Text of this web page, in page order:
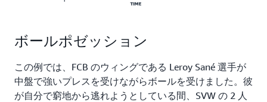
ボールポゼッション
この例では、FCB のウィングである Leroy Sané 選手が
中盤で強いプレスを受けながらボールを受けました。彼
が自分で窮地から逃れようとしている間、SVW の 2 人